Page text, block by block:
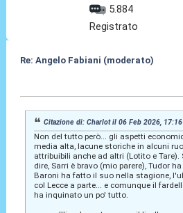
5.884
Registrato
Re: Angelo Fabiani (moderato)
Citazione di: Charlot il 06 Feb 2026, 17:16
Non del tutto però... gli aspetti
media alta, lacune storiche in alcuni
attribuibili anche ad altri (Lotito e
dire, Sarri è bravo (mio parere), Tudor
Baroni ha fatto il suo nella stagione,
col Lecce a parte... e comunque il
ha inquinato un po' tutto.